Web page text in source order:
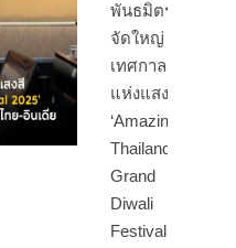
พันธมิตร
จัดใหญ่
เทศกาล
แห่งแสงสี
‘Amazing
Thailand
Grand
Diwali
Festival